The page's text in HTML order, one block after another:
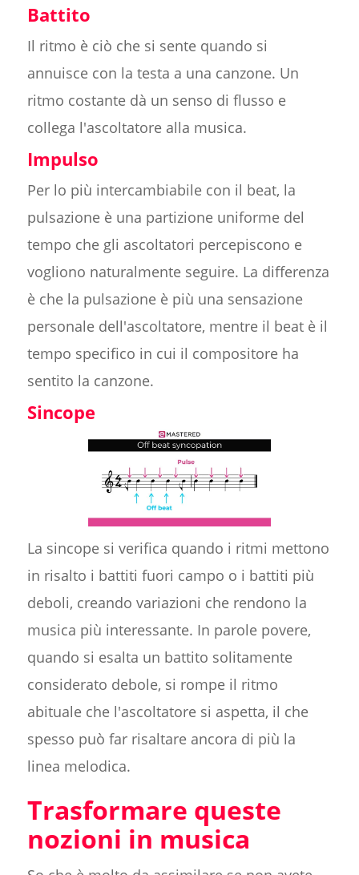
Battito
Il ritmo è ciò che si sente quando si
annuisce con la testa a una canzone. Un
ritmo costante dà un senso di flusso e
collega l'ascoltatore alla musica.
Impulso
Per lo più intercambiabile con il beat, la
pulsazione è una partizione uniforme del
tempo che gli ascoltatori percepiscono e
vogliono naturalmente seguire. La differenza
è che la pulsazione è più una sensazione
personale dell'ascoltatore, mentre il beat è il
tempo specifico in cui il compositore ha
sentito la canzone.
Sincope
La sincope si verifica quando i ritmi mettono
in risalto i battiti fuori campo o i battiti più
deboli, creando variazioni che rendono la
musica più interessante. In parole povere,
quando si esalta un battito solitamente
considerato debole, si rompe il ritmo
abituale che l'ascoltatore si aspetta, il che
spesso può far risaltare ancora di più la
linea melodica.
Trasformare queste
nozioni in musica